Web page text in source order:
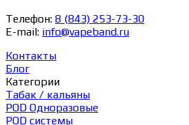
Телефон: 8 (843) 253-73-30
E-mail: info@vapeband.ru
Контакты
Блог
Категории
Табак / кальяны
POD Одноразовые
POD системы